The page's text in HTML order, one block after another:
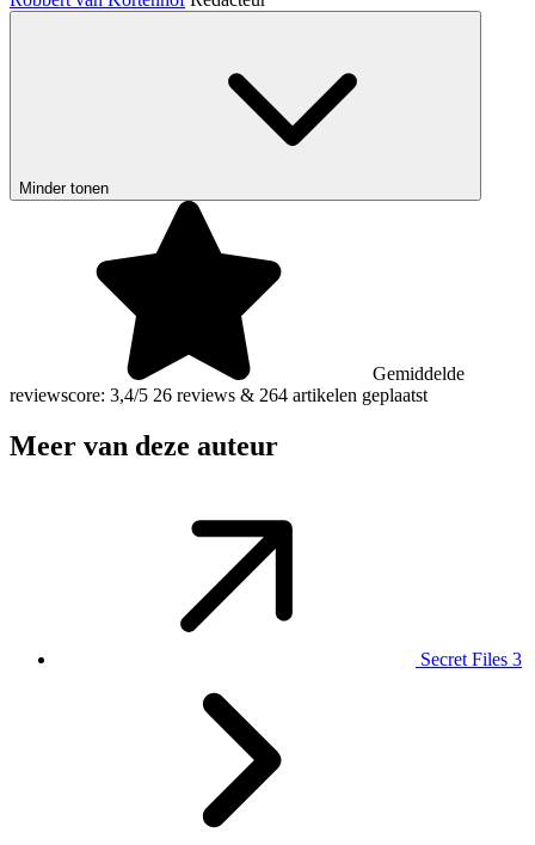
Minder tonen
Gemiddelde
reviewscore: 3,4/5 26 reviews & 264 artikelen geplaatst
Meer van deze auteur
Secret Files 3